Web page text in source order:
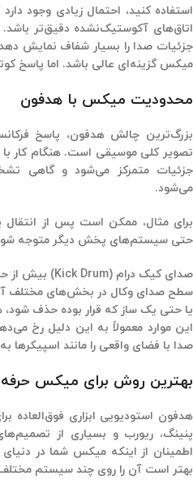
استفاده کنید، احتمال زیادی وجود
اتاق‌های آکوستیک‌نشده دقیق‌تر
جزئیات صدا را بسیار شفاف نمایش دهد
میکس گزینه‌ای عالی باشد. اما پاسخ
محدودیت میکس با هدفون
بزرگ‌ترین چالش هدفون، پاسخ
تصویر کلی موسیقی است. هنگام کار
جزئیات متمرکز می‌شود و گاهی
می‌شود.
برای مثال، ممکن است پس از انتقال
حتی سیستم‌های پخش دیگر متوجه
صدای کیک درام (Kick Drum) بیش از حد بلند است
سطح صدای وکال در بخش‌های مختلف
یا حتی یک ساز که قرار بوده حذف
این موارد معمولاً به این دلیل رخ
صدا با فضای واقعی را مانند اسپیکرها
بهترین روش برای میکس
هدفون استودیویی ابزاری فوق‌العاده
پنینگ، ریورب و بسیاری از
اطمینان از اینکه میکس شما در
بهتر است آن را روی چند سیستم مختلف